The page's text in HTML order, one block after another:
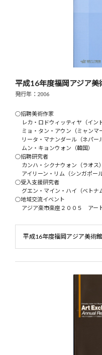
平成16年度福岡アジア美
発行年：2006
○招聘美術作家
レカ・ロドウィッティヤ（インド
ミョ・タン・アウン（ミャンマ
リータ・マナンダール（ネパー
ムン・キョンウォン（韓国）
○招聘研究者
カンハ・シクナウォン（ラオス）
アイリーン・リム（シンガポール
○受入支援研究者
グエン・マイン・ハイ（ベトナ
○地域交流イベント
アジア楽市楽座２００５ アー
平成16年度福岡アジア美術